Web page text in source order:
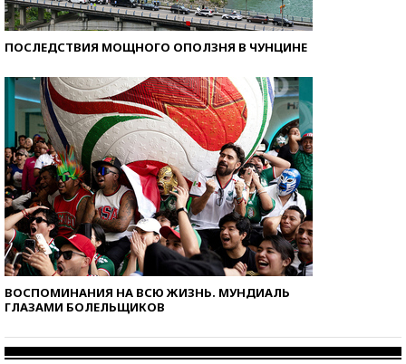
ПОСЛЕДСТВИЯ МОЩНОГО ОПОЛЗНЯ В ЧУНЦИНЕ
ВОСПОМИНАНИЯ НА ВСЮ ЖИЗНЬ. МУНДИАЛЬ
ГЛАЗАМИ БОЛЕЛЬЩИКОВ